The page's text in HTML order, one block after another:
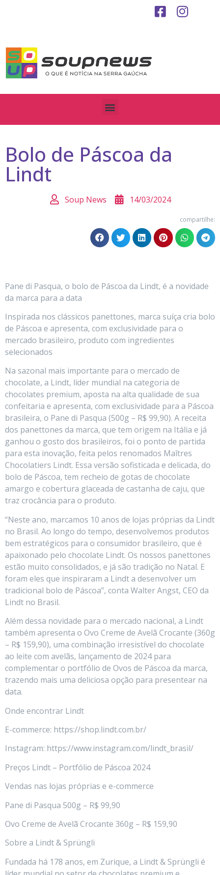
Bolo de Páscoa da
Lindt
Soup News 14/03/2024
compartilhe:
Pane di Pasqua, o bolo de Páscoa da Lindt, é a novidade
da marca para a data
Inspirada nos clássicos panettones, marca suíça cria bolo
de Páscoa e apresenta, com exclusividade para o
mercado brasileiro, produto com ingredientes
selecionados
Na sazonal mais importante para o mercado de
chocolate, a Lindt, líder mundial na categoria de
chocolates premium, aposta na alta qualidade de sua
confeitaria e apresenta, com exclusividade para a Páscoa
brasileira, o Pane di Pasqua (500g – R$ 99,90). A receita
dos panettones da marca, que tem origem na Itália e já
ganhou o gosto dos brasileiros, foi o ponto de partida
para esta inovação, feita pelos renomados Maîtres
Chocolatiers Lindt. Essa versão sofisticada e delicada, do
bolo de Páscoa, tem recheio de gotas de chocolate
amargo e cobertura glaceada de castanha de caju, que
traz crocância para o produto.
“Neste ano, marcamos 10 anos de lojas próprias da Lindt
no Brasil. Ao longo do tempo, desenvolvemos produtos
bem estratégicos para o consumidor brasileiro, que é
apaixonado pelo chocolate Lindt. Os nossos panettones
estão muito consolidados, e já são tradição no Natal. E
foram eles que inspiraram a Lindt a desenvolver um
tradicional bolo de Páscoa”, conta Walter Angst, CEO da
Lindt no Brasil.
Além dessa novidade para o mercado nacional, a Lindt
também apresenta o Ovo Creme de Avelã Crocante (360g
– R$ 159,90), uma combinação irresistível do chocolate
ao leite com avelãs, lançamento de 2024 para
complementar o portfólio de Ovos de Páscoa da marca,
trazendo mais uma deliciosa opção para presentear na
data.
Onde encontrar Lindt
E-commerce: https://shop.lindt.com.br/
Instagram: https://www.instagram.com/lindt_brasil/
Preços Lindt – Portfólio de Páscoa 2024
Vendas nas lojas próprias e e-commerce
Pane di Pasqua 500g – R$ 99,90
Ovo Creme de Avelã Crocante 360g – R$ 159,90
Sobre a Lindt & Sprüngli
Fundada há 178 anos, em Zurique, a Lindt & Sprüngli é